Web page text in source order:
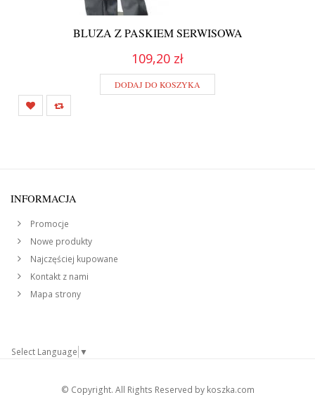
BLUZA Z PASKIEM SERWISOWA
109,20 zł
DODAJ DO KOSZYKA
INFORMACJA
Promocje
Nowe produkty
Najczęściej kupowane
Kontakt z nami
Mapa strony
Select Language ▼
© Copyright. All Rights Reserved by koszka.com